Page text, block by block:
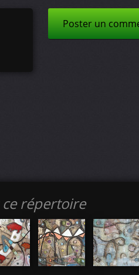
Poster un
répertoire